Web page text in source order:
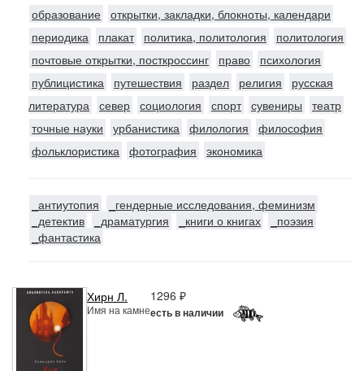
образование открытки, закладки, блокноты, календари
периодика
плакат политика, политология
политология
почтовые открытки, посткроссинг
право
психология
публицистика
путешествия раздел религия
русская
литература север социология спорт сувениры
театр
точные науки
урбанистика филология
философия
фольклористика фотография экономика
_антиутопия
_гендерные исследования, феминизм
_детектив
_драматургия _книги о книгах
_поэзия
_фантастика
Хирн Л.
Имя на камне
1296 ₽
есть в наличии